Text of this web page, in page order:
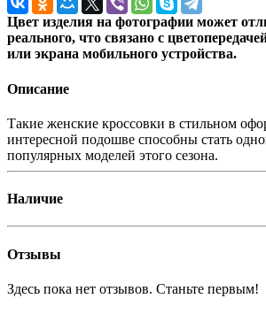
Цвет изделия на фотографии может
реального, что связано с
или экрана мобильного устройства.
Описание
Такие женские кроссовки в стильном
интересной подошве способны стать
популярных моделей этого сезона.
Наличие
Отзывы
Здесь пока нет отзывов. Станьте первым!